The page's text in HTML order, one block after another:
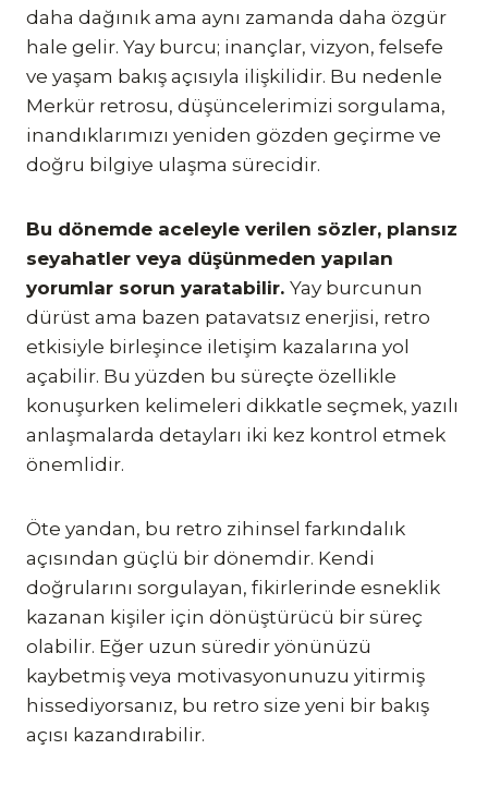
daha dağınık ama aynı zamanda daha özgür
hale gelir. Yay burcu; inançlar, vizyon, felsefe
ve yaşam bakış açısıyla ilişkilidir. Bu nedenle
Merkür retrosu, düşüncelerimizi sorgulama,
inandıklarımızı yeniden gözden geçirme ve
doğru bilgiye ulaşma sürecidir.
Bu dönemde aceleyle verilen sözler, plansız
seyahatler veya düşünmeden yapılan
yorumlar sorun yaratabilir. Yay burcunun
dürüst ama bazen patavatsız enerjisi, retro
etkisiyle birleşince iletişim kazalarına yol
açabilir. Bu yüzden bu süreçte özellikle
konuşurken kelimeleri dikkatle seçmek, yazılı
anlaşmalarda detayları iki kez kontrol etmek
önemlidir.
Öte yandan, bu retro zihinsel farkındalık
açısından güçlü bir dönemdir. Kendi
doğrularını sorgulayan, fikirlerinde esneklik
kazanan kişiler için dönüştürücü bir süreç
olabilir. Eğer uzun süredir yönünüzü
kaybetmiş veya motivasyonunuzu yitirmiş
hissediyorsanız, bu retro size yeni bir bakış
açısı kazandırabilir.